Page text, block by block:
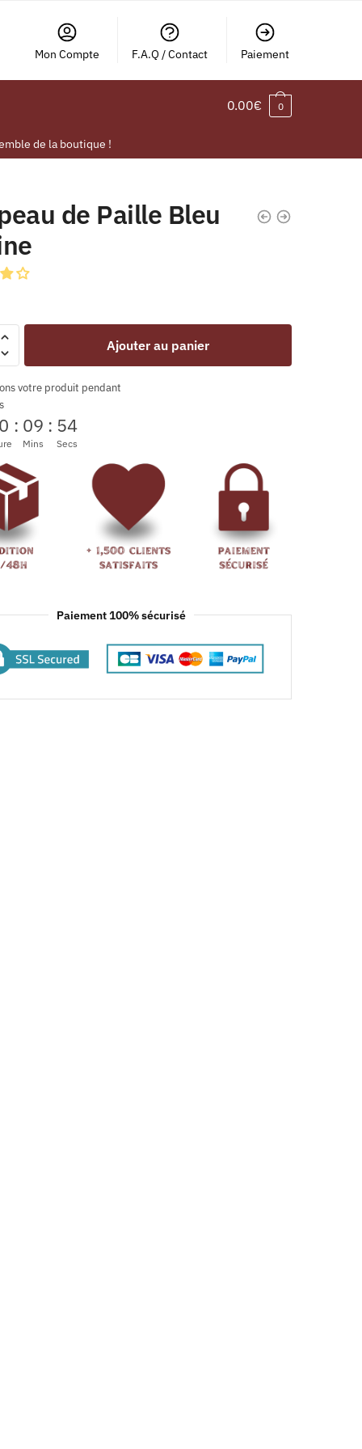
Mon Compte F.A.Q / Contact Paiement
0.00€ 0
de la boutique !
de Paille Bleu
Ajouter au panier
votre produit pendant
: 09
Mins
: 53
Secs
Paiement 100% sécurisé